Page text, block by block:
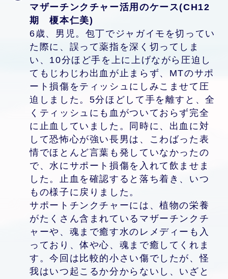
マザーチンクチャー活用のケース(CH12
期 榎本仁美)
6歳、男児。包丁でジャガイモを切ってい
た際に、誤って薬指を深く切ってしま
い、10分ほど手を上に上げながら圧迫し
てもじわじわ出血が止まらず、MTのサポ
ート損傷をティッシュにしみこませて圧
迫しました。5分ほどして手を離すと、全
くティッシュにも血がついておらず完全
に止血していました。同時に、出血に対
して恐怖心が強い長男は、こわばった表
情でほとんど言葉も発していなかったの
で、水にサポート損傷を入れて飲ませま
した。止血を確認すると落ち着き、いつ
もの様子に戻りました。
サポートチンクチャーには、植物の栄養
がたくさん含まれているマザーチンクチ
ャーや、魂まで癒す水のレメディーも入
っており、体や心、魂まで癒してくれま
す。今回は比較的小さい傷でしたが、怪
我はいつ起こるか分からないし、いざと